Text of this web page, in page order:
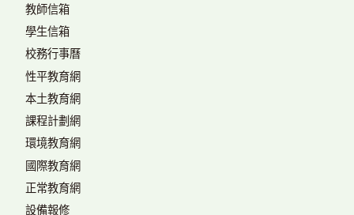
教師信箱
學生信箱
校務行事曆
性平教育網
本土教育網
課程計劃網
環境教育網
國際教育網
正常教育網
設備報修